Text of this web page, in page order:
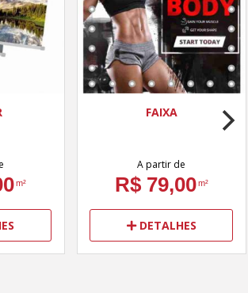
m²
FAIXA
A partir de
R$ 79,00m²
DETALHES